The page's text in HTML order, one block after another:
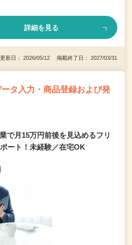
詳細を見る
更新日： 2026/05/12 掲載終了日： 2027/03/31
タ入力・商品登録および発
で月15万円前後を見込めるフリ
ート！未経験／在宅OK